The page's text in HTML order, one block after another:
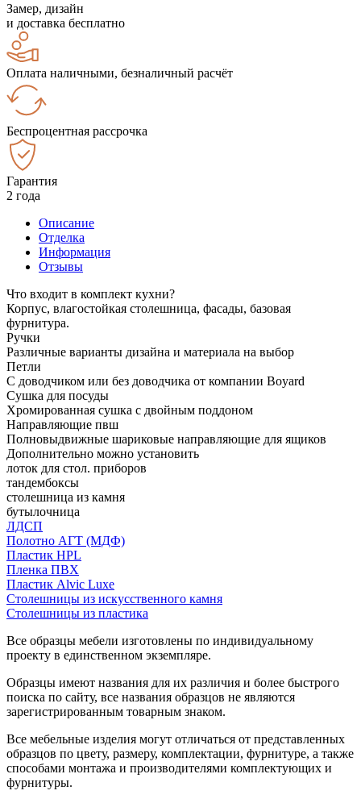
Замер, дизайн
и доставка бесплатно
Оплата наличными, безналичный расчёт
Беспроцентная рассрочка
Гарантия
2 года
Описание
Отделка
Информация
Отзывы
Что входит в комплект кухни?
Корпус, влагостойкая столешница, фасады, базовая
фурнитура.
Ручки
Различные варианты дизайна и материала на выбор
Петли
С доводчиком или без доводчика от компании Boyard
Сушка для посуды
Хромированная сушка с двойным поддоном
Направляющие пвш
Полновыдвижные шариковые направляющие для ящиков
Дополнительно можно установить
лоток для стол. приборов
тандембоксы
столешница из камня
бутылочница
ЛДСП
Полотно АГТ (МДФ)
Пластик HPL
Пленка ПВХ
Пластик Alvic Luxe
Столешницы из искусственного камня
Столешницы из пластика
Все образцы мебели изготовлены по индивидуальному
проекту в единственном экземпляре.
Образцы имеют названия для их различия и более быстрого
поиска по сайту, все названия образцов не являются
зарегистрированным товарным знаком.
Все мебельные изделия могут отличаться от представленных
образцов по цвету, размеру, комплектации, фурнитуре, а также
способами монтажа и производителями комплектующих и
фурнитуры.